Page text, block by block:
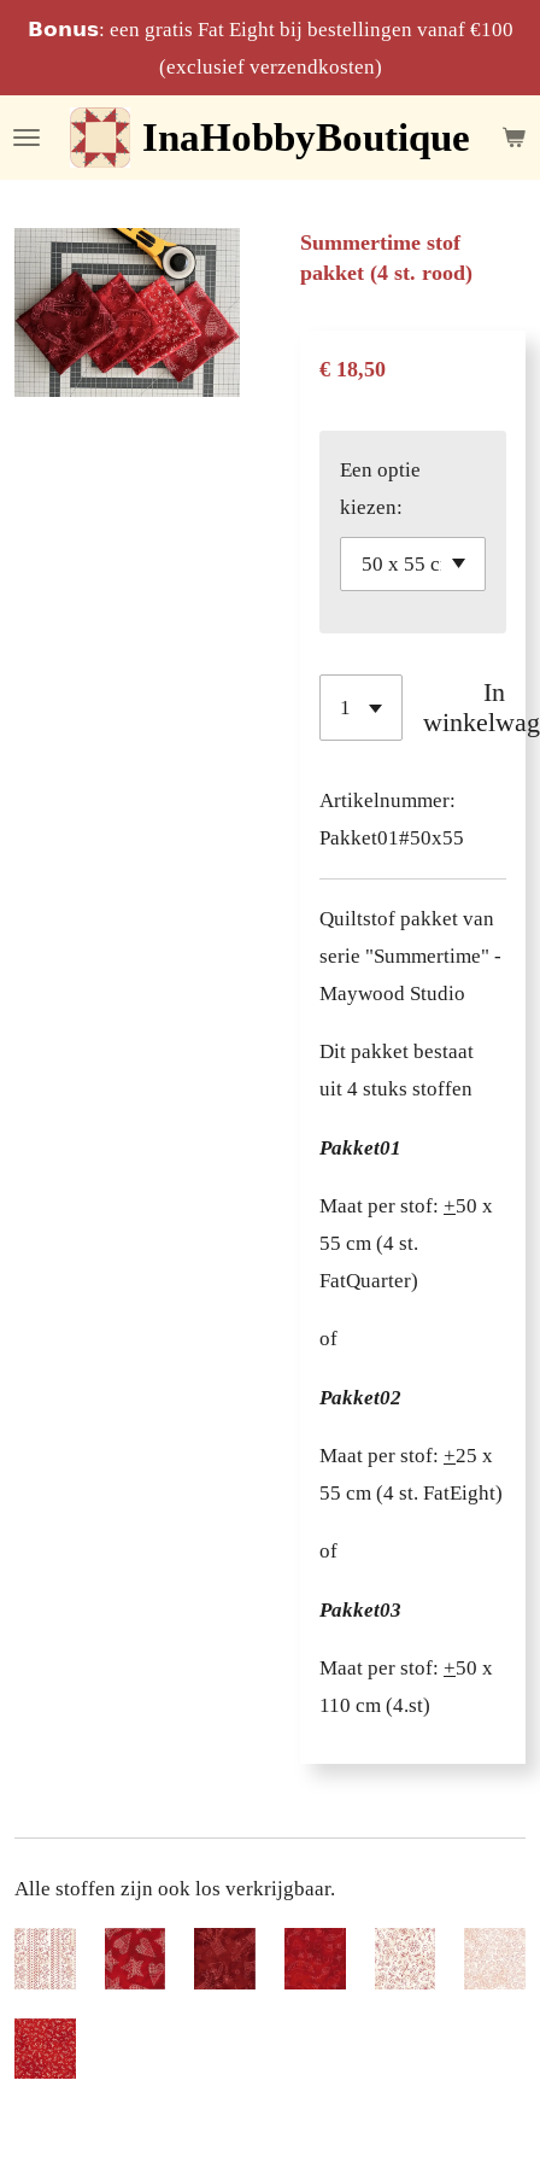
Ga
de
hoofdinhoud
InaHobbyBoutique
𝗕𝗼𝗻𝘂𝘀: een gratis Fat Eight bij bestellingen vanaf €100
(exclusief verzendkosten)
Summertime stof
pakket (4 st. rood)
€ 18,50
Een optie
kiezen:
In
Artikelnummer:
Pakket01#50x55
Quiltstof pakket van
serie "Summertime" -
Maywood Studio
Dit pakket bestaat
uit 4 stuks stoffen
Pakket01
Maat per stof: +50 x
55 cm (4 st.
FatQuarter)
of
Pakket02
Maat per stof: +25 x
55 cm (4 st. FatEight)
of
Pakket03
Maat per stof: +50 x
110 cm (4.st)
Alle stoffen zijn ook los verkrijgbaar.